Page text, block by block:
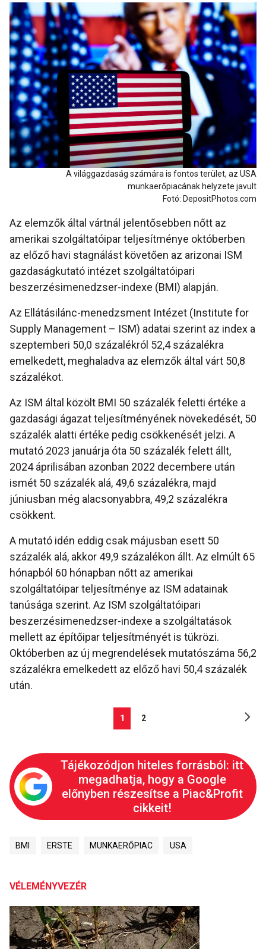
A világgazdaság számára is fontos terület, az USA
munkaerőpiacának helyzete javult
Fotó: DepositPhotos.com
Az elemzők által vártnál jelentősebben nőtt az
amerikai szolgáltatóipar teljesítménye októberben
az előző havi stagnálást követően az arizonai ISM
gazdaságkutató intézet szolgáltatóipari
beszerzésimenedzser-indexe (BMI) alapján.
Az Ellátásilánc-menedzsment Intézet (Institute for
Supply Management – ISM) adatai szerint az index a
szeptemberi 50,0 százalékról 52,4 százalékra
emelkedett, meghaladva az elemzők által várt 50,8
százalékot.
Az ISM által közölt BMI 50 százalék feletti értéke a
gazdasági ágazat teljesítményének növekedését, 50
százalék alatti értéke pedig csökkenését jelzi. A
mutató 2023 januárja óta 50 százalék felett állt,
2024 áprilisában azonban 2022 decembere után
ismét 50 százalék alá, 49,6 százalékra, majd
júniusban még alacsonyabbra, 49,2 százalékra
csökkent.
A mutató idén eddig csak májusban esett 50
százalék alá, akkor 49,9 százalékon állt. Az elmúlt 65
hónapból 60 hónapban nőtt az amerikai
szolgáltatóipar teljesítménye az ISM adatainak
tanúsága szerint. Az ISM szolgáltatóipari
beszerzésimenedzser-indexe a szolgáltatások
mellett az építőipar teljesítményét is tükrözi.
Októberben az új megrendelések mutatószáma 56,2
százalékra emelkedett az előző havi 50,4 százalék
után.
1 2
Tájékozódjon hiteles forrásból: itt
megadhatja, hogy a Google
előnyben részesítse a Piac&Profit
cikkeit!
BMI ERSTE MUNKAERŐPIAC USA
VÉLEMÉNYVEZÉR